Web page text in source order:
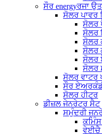
ਸੌਰ energyਰਜਾ
ਸੋਲਰ ਪਾਵਰ
ਸੋਲਰ
ਸੋਲਰ
ਸੋਲਰ
ਸੋਲਰ
ਸੋਲਰ
ਸੋਲਰ
ਸੋਲਰ ਵਾਟਰ
ਸੌਰ
ਸੋਲਰ ਹੀਟਰ
ਡੀਜ਼ਲ ਜੇਨਰੇਟਰ ਸੈਟ
ਸਮੁੰਦਰੀ
ਵੇਈਚੈ